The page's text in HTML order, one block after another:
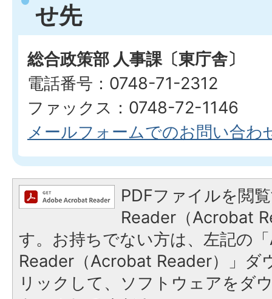
せ先
総合政策部 人事課〔東庁舎〕
電話番号：0748-71-2312
ファックス：0748-72-1146
メールフォームでのお問い合わ
PDFファイルを閲
Reader（Acrobat
す。お持ちでない方は、左記の
Reader（Acrobat Reader）」ダ
リックして、ソフトウェアをダ